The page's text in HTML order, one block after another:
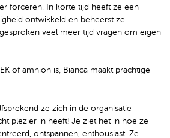
forceren. In korte tijd heeft ze een
ontwikkeld en beheerst ze
veel meer tijd vragen om eigen
of amnion is, Bianca maakt prachtige
ze zich in de organisatie
plezier in heeft! Je ziet het in hoe ze
ontspannen, enthousiast. Ze